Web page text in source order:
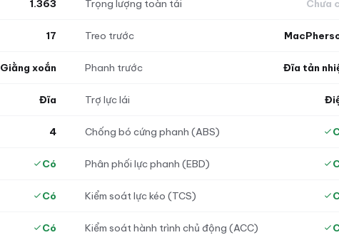
1.363 Trọng lượng toàn tải Chưa
17 Treo trước
Giằng xoắn Phanh trước Đĩa tản
Đĩa Trợ lực lái
4 Chống bó cứng phanh (ABS)
Có Phân phối lực phanh (EBD)
Có Kiểm soát lực kéo (TCS)
Có Kiểm soát hành trình chủ động (ACC)